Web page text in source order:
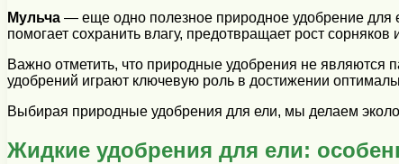
Мульча — еще одно полезное природное удобрение для
помогает сохранить влагу, предотвращает рост
Важно отметить, что природные удобрения не являются
удобрений играют ключевую роль в достижении
Выбирая природные удобрения для ели, мы делаем
Жидкие удобрения для ели: